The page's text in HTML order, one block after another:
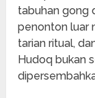
tabuhan gong
penonton luar
tarian ritual,
Hudoq bukan